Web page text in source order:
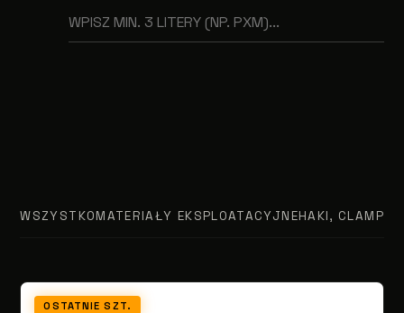
WSZYSTKOMATERIAŁY EKSPLOATACYJNEHAKI, CLAMPY,
OSTATNIE SZT.